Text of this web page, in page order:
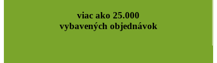
viac ako 25.000
vybavených objednávok